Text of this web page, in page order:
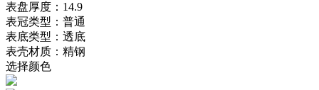
表盘厚度：14.9
表冠类型：普通
表底类型：透底
表壳材质：精钢
选择颜色